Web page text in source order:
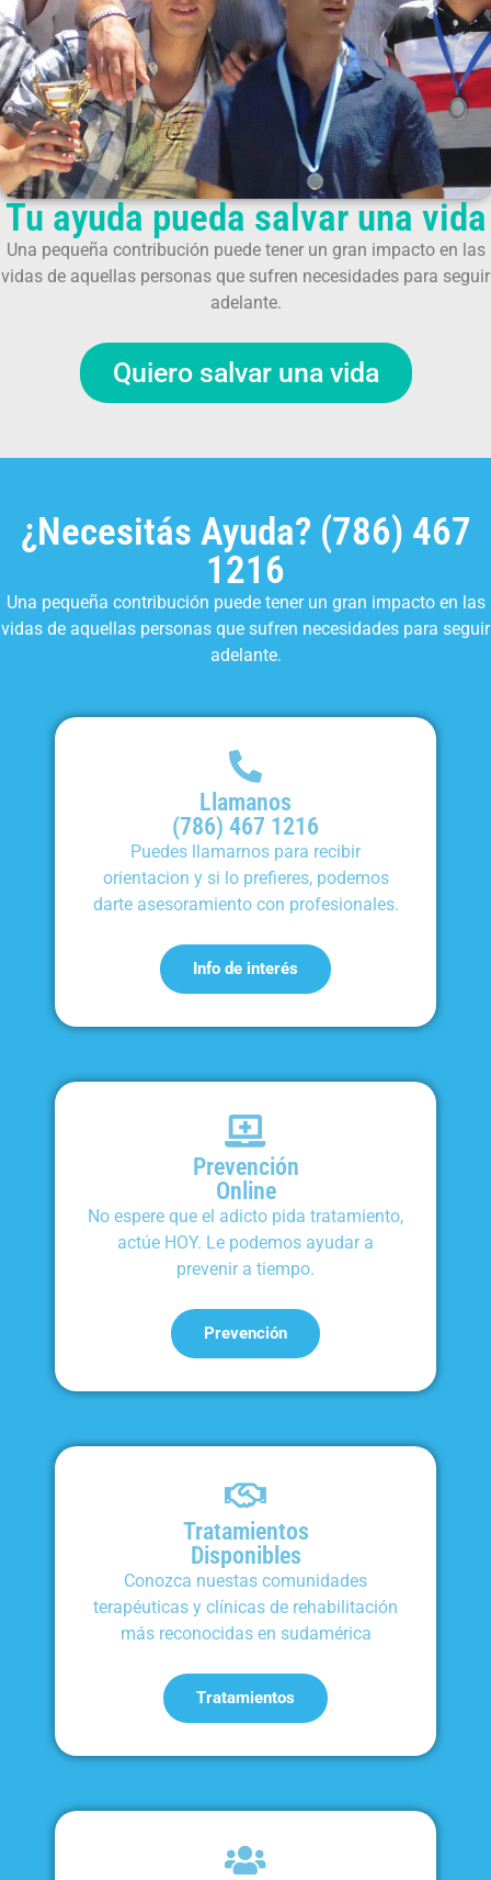
Tu ayuda pueda salvar una vida
Una pequeña contribución puede tener un gran impacto en las
vidas de aquellas personas que sufren necesidades para seguir
adelante.
Quiero salvar una vida
¿Necesitás Ayuda? (786) 467
1216
Una pequeña contribución puede tener un gran impacto en las
vidas de aquellas personas que sufren necesidades para seguir
adelante.
Llamanos
(786) 467 1216
Puedes llamarnos para recibir
orientacion y si lo prefieres, podemos
darte asesoramiento con profesionales.
Info de interés
Prevención
Online
No espere que el adicto pida tratamiento,
actúe HOY. Le podemos ayudar a
prevenir a tiempo.
Prevención
Tratamientos
Disponibles
Conozca nuestas comunidades
terapéuticas y clínicas de rehabilitación
más reconocidas en sudamérica
Tratamientos